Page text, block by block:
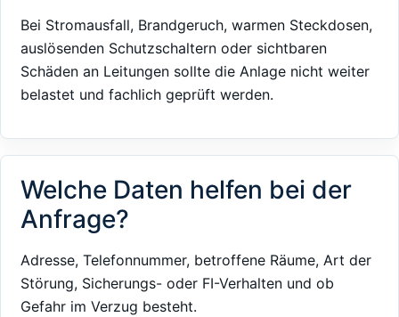
Bei Stromausfall, Brandgeruch, warmen Steckdosen,
auslösenden Schutzschaltern oder sichtbaren
Schäden an Leitungen sollte die Anlage nicht weiter
belastet und fachlich geprüft werden.
Welche Daten helfen bei der
Anfrage?
Adresse, Telefonnummer, betroffene Räume, Art der
Störung, Sicherungs- oder FI-Verhalten und ob
Gefahr im Verzug besteht.